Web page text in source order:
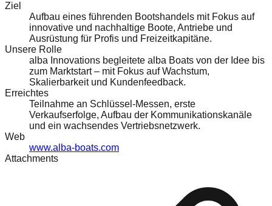
Ziel
Aufbau eines führenden Bootshandels mit Fokus auf
innovative und nachhaltige Boote, Antriebe und
Ausrüstung für Profis und Freizeitkapitäne.
Unsere Rolle
alba Innovations begleitete alba Boats von der Idee bis
zum Marktstart – mit Fokus auf Wachstum,
Skalierbarkeit und Kundenfeedback.
Erreichtes
Teilnahme an Schlüssel-Messen, erste
Verkaufserfolge, Aufbau der Kommunikationskanäle
und ein wachsendes Vertriebsnetzwerk.
Web
www.alba-boats.com
Attachments